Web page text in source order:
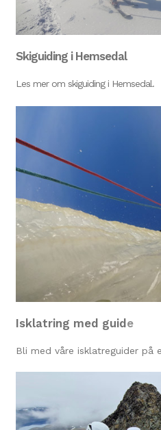
Skiguiding i Hemsedal
Les mer om skiguiding i Hemsedal.
Isklatring med guid e
Bli med våre isklatreguider på